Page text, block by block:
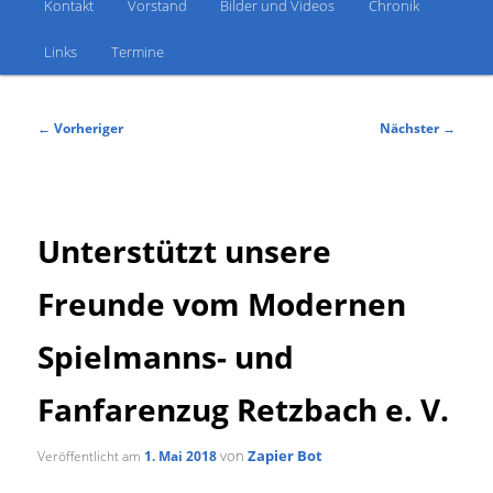
Kontakt Vorstand Bilder und Videos Chronik
Links Termine
Beitragsnavigation
← Vorheriger Nächster →
Unterstützt unsere
Freunde vom Modernen
Spielmanns- und
Fanfarenzug Retzbach e. V.
Veröffentlicht am 1. Mai 2018vonZapier Bot